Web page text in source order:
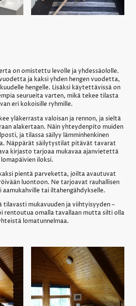
on omistettu levolle ja yhdessäololle.
ja kaksi yhden hengen vuodetta,
hengelle. Lisäksi käytettävissä on
seurueita varten, mikä tekee tilasta
eri kokoisille ryhmille.
yläkerrasta valoisan ja rennon, ja sieltä
alakertaan. Näin yhteydenpito muiden
ja tilassa säilyy lämminhenkinen
Näppärät säilytystilat pitävät tavarat
kirjasto tarjoaa mukavaa ajanvietettä
lomapäivien iloksi.
pientä parveketta, joilta avautuvat
luontoon. Ne tarjoavat rauhallisen
aamukahville tai iltahengähdykselle.
tilavasti mukavuuden ja viihtyisyyden –
rentoutua omalla tavallaan mutta silti olla
lomatunnelmaa.